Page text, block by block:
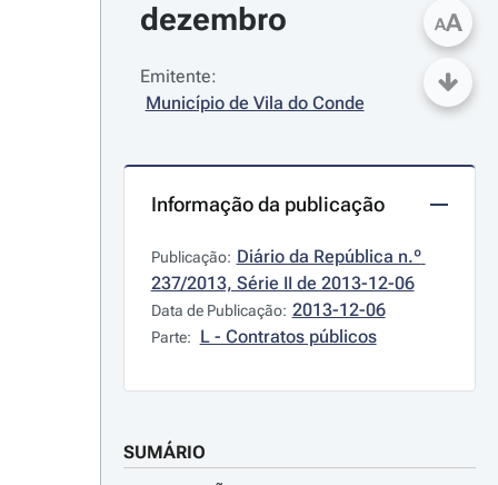
dezembro
Emitente:
Município de Vila do Conde
Informação da publicação
Publicação: Diário da República n.º
237/2013, Série II de 2013-12-06
Data de Publicação: 2013-12-06
Parte: L - Contratos públicos
SUMÁRIO
AA